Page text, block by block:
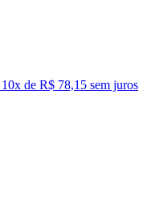
10x de R$ 78,15 sem juros